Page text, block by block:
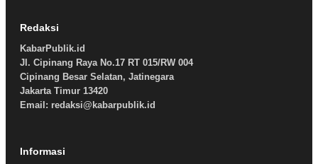
Redaksi
KabarPublik.id
Jl. Cipinang Raya No.17 RT 015/RW 004
Cipinang Besar Selatan, Jatinegara
Jakarta Timur 13420
Email: redaksi@kabarpublik.id
Informasi